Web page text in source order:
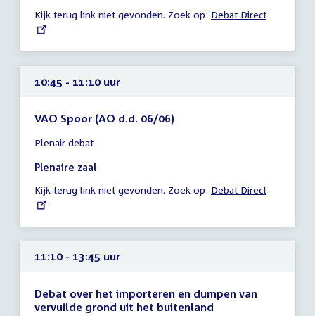
10:45
uur
Kijk terug link niet gevonden. Zoek op: External
Debat Direct
10:45 - 11:10 uur
VAO Spoor (AO d.d. 06/06)
vergadering
10:45
11:10
uur
Plenair debat
Plenaire zaal
Kijk terug link niet gevonden. Zoek op: External
Debat Direct
11:10 - 13:45 uur
Debat over het importeren en dumpen van
vervuilde grond uit het buitenland